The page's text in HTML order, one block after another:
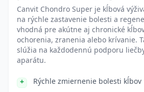
Canvit Chondro Super je kĺbová
na rýchle zastavenie bolesti a
vhodná pre akútne aj chronické
ochorenia, zranenia alebo krívanie.
slúžia na každodennú podporu
aparátu.
Rýchle zmiernenie bolesti kĺbov